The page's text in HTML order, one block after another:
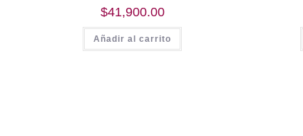
$41,900.00
Añadir al carrito